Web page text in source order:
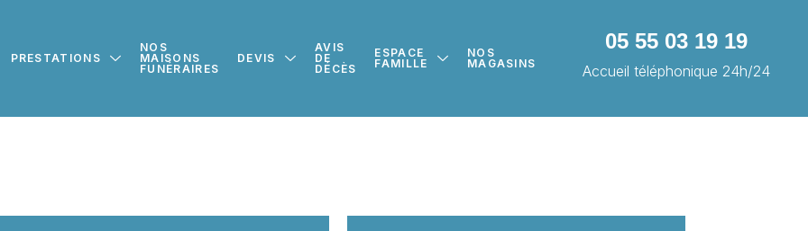
PRESTATIONS
NOS
MAISONS
FUNÉRAIRES
DEVIS
AVIS
DE
DÉCÈS
ESPACE
FAMILLE
NOS
MAGASINS
05 55 03 19 19
Accueil téléphonique 24h/24